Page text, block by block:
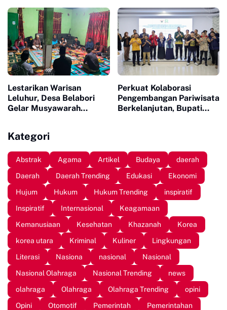
Lestarikan Warisan
Leluhur, Desa Belabori
Gelar Musyawarah
Perkuat Kolaborasi
Pengembangan Pariwisata
Berkelanjutan, Bupati
Kategori
Abstrak Agama Artikel Budaya
daerah
Daerah
Daerah Trending Edukasi
Ekonomi
Hujum
Hukum Hukum Trending
inspiratif
Inspiratif
Internasional
Keagamaan
Kemanusiaan
Kesehatan Khazanah
Korea
korea utara
Kriminal Kuliner
Lingkungan
Literasi
Nasiona nasional
Nasional
Nasional Olahraga
Nasional Trending
news
olahraga
Olahraga Olahraga Trending
opini
Opini
Otomotif Pemerintah
Pemerintahan